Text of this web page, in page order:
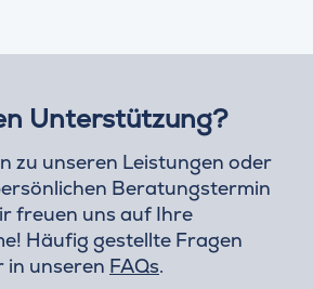
Unterstützung?
zu unseren Leistungen oder
Beratungstermin
freuen uns auf Ihre
Häufig gestellte Fragen
unseren FAQs.